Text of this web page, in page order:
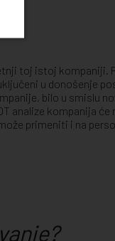
toj istoj kompaniji.
u donošenje
bilo u smislu
analize kompanija će
primeniti i na